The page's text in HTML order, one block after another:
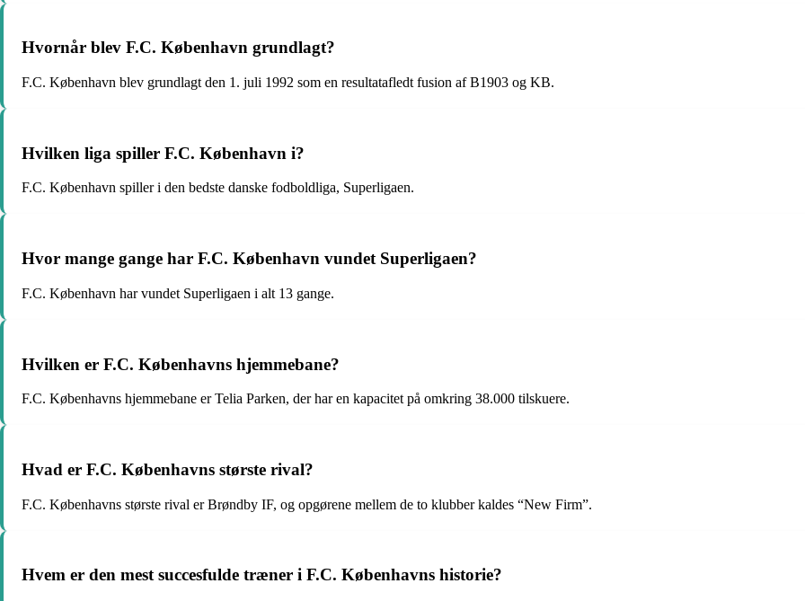
Hvornår blev F.C. København grundlagt?
F.C. København blev grundlagt den 1. juli 1992 som en resultatafledt fusion af B1903 og KB.
Hvilken liga spiller F.C. København i?
F.C. København spiller i den bedste danske fodboldliga, Superligaen.
Hvor mange gange har F.C. København vundet Superligaen?
F.C. København har vundet Superligaen i alt 13 gange.
Hvilken er F.C. Københavns hjemmebane?
F.C. Københavns hjemmebane er Telia Parken, der har en kapacitet på omkring 38.000 tilskuere.
Hvad er F.C. Københavns største rival?
F.C. Københavns største rival er Brøndby IF, og opgørene mellem de to klubber kaldes “New Firm”.
Hvem er den mest succesfulde træner i F.C. Københavns historie?